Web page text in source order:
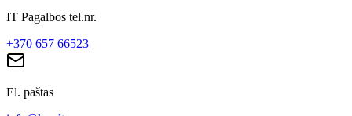
IT Pagalbos tel.nr.
+370 657 66523
El. paštas